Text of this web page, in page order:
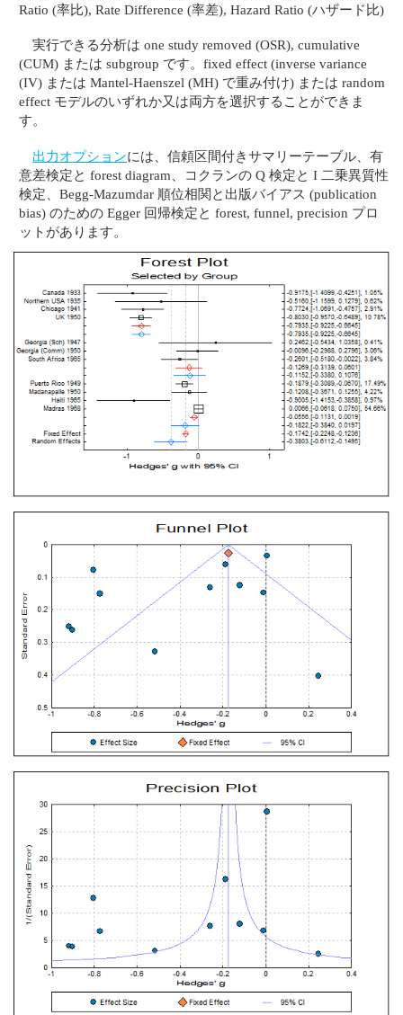
Ratio (率比), Rate Difference (率差), Hazard Ratio (ハザード比)
実行できる分析は one study removed (OSR), cumulative
(CUM) または subgroup です。fixed effect (inverse variance
(IV) または Mantel-Haenszel (MH) で重み付け) または random
effect モデルのいずれか又は両方を選択することができま
す。
出力オプションには、信頼区間付きサマリーテーブル、有
意差検定と forest diagram、コクランの Q 検定と I 二乗異質性
検定、Begg-Mazumdar 順位相関と出版バイアス (publication
bias) のための Egger 回帰検定と forest, funnel, precision プロ
ットがあります。